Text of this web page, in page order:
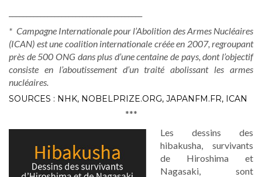
* Campagne Internationale pour l’Abolition des Armes Nucléaires
(ICAN) est une coalition internationale créée en 2007, regroupant
près de 500 ONG dans plus d’une centaine de pays, dont l’objectif
consiste en l’aboutissement d’un traité abolissant les armes
nucléaires.
SOURCES : NHK, NOBELPRIZE.ORG, JAPANFM.FR, ICAN
***
Les dessins des
hibakusha, survivants
de Hiroshima et
Nagasaki, sont